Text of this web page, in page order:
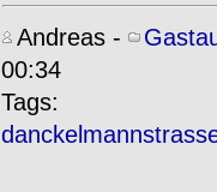
Andreas-
00:34
Tags: